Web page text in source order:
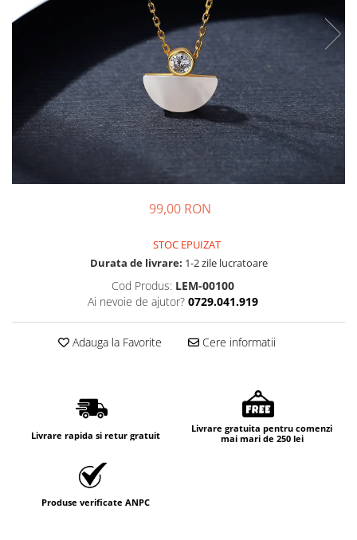
99,00 RON
STOC EPUIZAT
Durata de livrare: 1-2 zile lucratoare
Cod Produs: LEM-00100
Ai nevoie de ajutor? 0729.041.919
Adauga la Favorite Cere informatii
Livrare rapida si retur gratuit
Livrare gratuita pentru comenzi
mai mari de 250 lei
Produse verificate ANPC